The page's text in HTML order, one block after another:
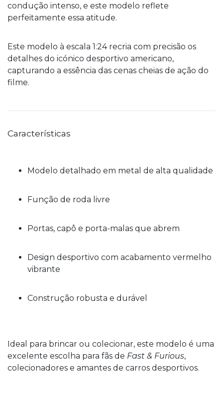
condução intenso, e este modelo reflete
perfeitamente essa atitude.
Este modelo à escala 1:24 recria com precisão os
detalhes do icónico desportivo americano,
capturando a essência das cenas cheias de ação do
filme.
Características
Modelo detalhado em metal de alta qualidade
Função de roda livre
Portas, capô e porta-malas que abrem
Design desportivo com acabamento vermelho
vibrante
Construção robusta e durável
Ideal para brincar ou colecionar, este modelo é uma
excelente escolha para fãs de Fast & Furious,
colecionadores e amantes de carros desportivos.